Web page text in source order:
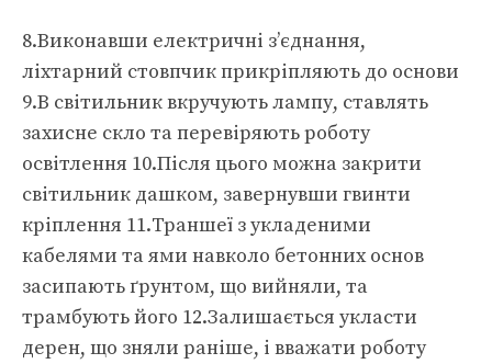
8.Виконавши електричні з’єднання,
ліхтарний стовпчик прикріпляють до основи
9.В світильник вкручують лампу, ставлять
захисне скло та перевіряють роботу
освітлення 10.Після цього можна закрити
світильник дашком, завернувши гвинти
кріплення 11.Траншеї з укладеними
кабелями та ями навколо бетонних основ
засипають ґрунтом, що вийняли, та
трамбують його 12.Залишається укласти
дерен, що зняли раніше, і вважати роботу